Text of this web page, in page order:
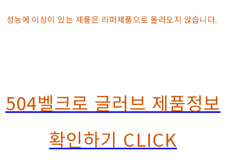
성능에 이상이 있는 제품은 리퍼제품으로 올라오지 않습니다.
504벨크로 글러브 제품정보
확인하기 CLICK